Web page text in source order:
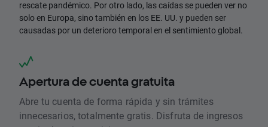
rescate pandémico. Por otro lado, las caídas se pueden ver no
solo en Europa, sino también en los EE. UU. y pueden ser
causadas por un deterioro temporal en el sentimiento global.
Apertura de cuenta gratuita
Abre tu cuenta de forma rápida y sin trámites
innecesarios, totalmente gratis. Disfruta de ingresos